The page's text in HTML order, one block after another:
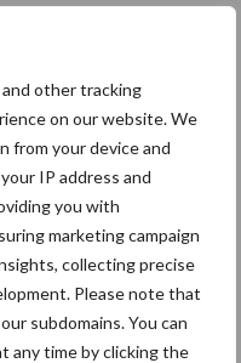
other tracking
on our website. We
from your device and
IP address and
you with
marketing campaign
collecting precise
Please note that
subdomains. You can
any time by clicking the
Fokkerij
Ligbox &
Voerhekken